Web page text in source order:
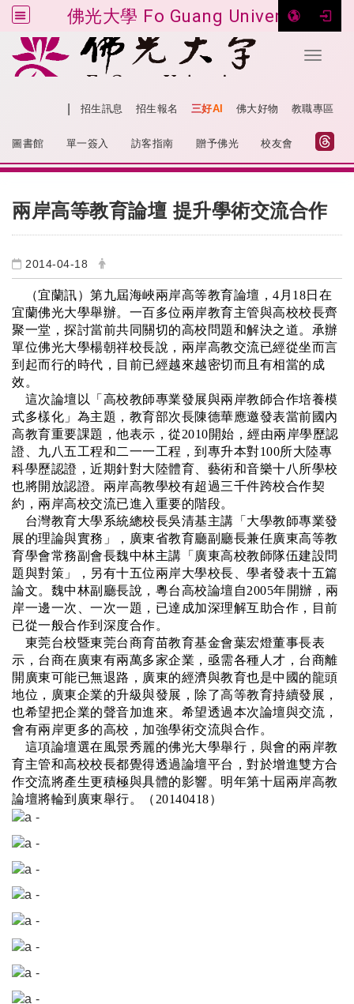
佛光大學 Fo Guang University
Toggle
跳到主要內容
招生訊息 招生報名 三好AI 佛大好物 教職專區
圖書館 單一簽入 訪客指南 贈予佛光 校友會
兩岸高等教育論壇 提升學術交流合作
2014-04-18
（宜蘭訊）第九屆海峽兩岸高等教育論壇， 4 月 18日在
宜蘭佛光大學舉辦。一百多位兩岸教育主管與高校校長齊
聚一堂，探討當前共同關切的高校問題和解決之道。承辦
單位佛光大學楊朝祥校長說，兩岸高教交流已經從坐而言
到起而行的時代，目前已經越來越密切而且有相當的成
效。
這次論壇以「高校教師專業發展與兩岸教師合作培養模
式多樣化」為主題，教育部次長陳德華應邀發表當前國內
高教育重要課題，他表示，從2010開始，經由兩岸學歷認
證、九八五工程和二一一工程，到專升本對100所大陸專
科學歷認證，近期針對大陸體育、藝術和音樂十八所學校
也將開放認證。兩岸高教學校有超過三千件跨校合作契
約，兩岸高校交流已進入重要的階段。
台灣教育大學系統總校長吳清基主講「大學教師專業發
展的理論與實務」，廣東省教育廳副廳長兼任廣東高等教
育學會常務副會長魏中林主講「廣東高校教師隊伍建設問
題與對策」，另有十五位兩岸大學校長、學者發表十五篇
論文。魏中林副廳長說，粵台高校論壇自2005年開辦，兩
岸一邊一次、一次一題，已達成加深理解互助合作，目前
已從一般合作到深度合作。
東莞台校暨東莞台商育苗教育基金會葉宏燈董事長表
示，台商在廣東有兩萬多家企業，亟需各種人才，台商離
開廣東可能已無退路，廣東的經濟與教育也是中國的龍頭
地位，廣東企業的升級與發展，除了高等教育持續發展，
也希望把企業的聲音加進來。希望透過本次論壇與交流，
會有兩岸更多的高校，加強學術交流與合作。
這項論壇選在風景秀麗的佛光大學舉行，與會的兩岸教
育主管和高校校長都覺得透過論壇平台，對於增進雙方合
作交流將產生更積極與具體的影響。明年第十屆兩岸高教
論壇將輪到廣東舉行。（ 20140418）